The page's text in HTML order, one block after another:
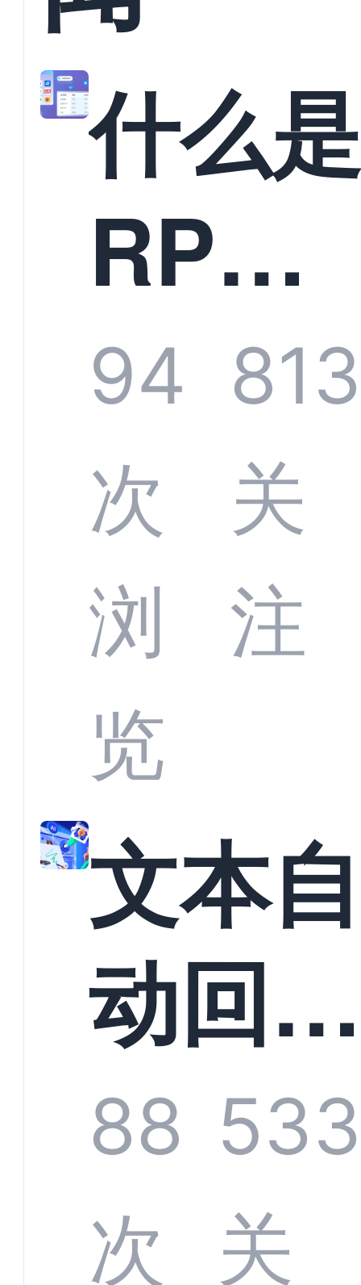
什么是
RPA-
螳螂系
统
94
次
浏
览
813
关
注
文本自
动回复
客服系
统
88
次
533
关